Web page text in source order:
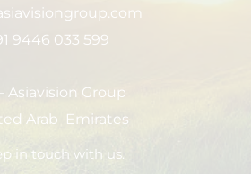
9446 033 599
Asiavision Group
Arab Emirates
in touch with us.